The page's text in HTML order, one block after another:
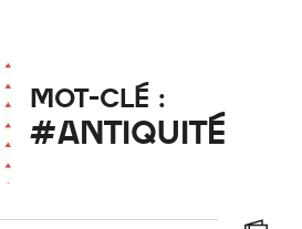
MOT-CLÉ :
#ANTIQUITÉ